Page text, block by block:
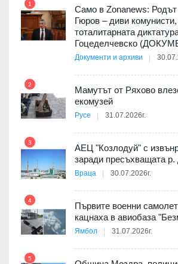
1
Само в Zonanews:
Гюров – диви
тоталитарната
Гоцеделчевско
Документи и архиви
2
Мамутът от Ряхово
екомузей
Русе 31.07.2026г.
3
АЕЦ "Козлодуй" с
заради пресъхващата р.
Враца 30.07.2026г.
4
Първите военни
кацнаха в авиобаза
Ямбол 31.07.2026г.
5